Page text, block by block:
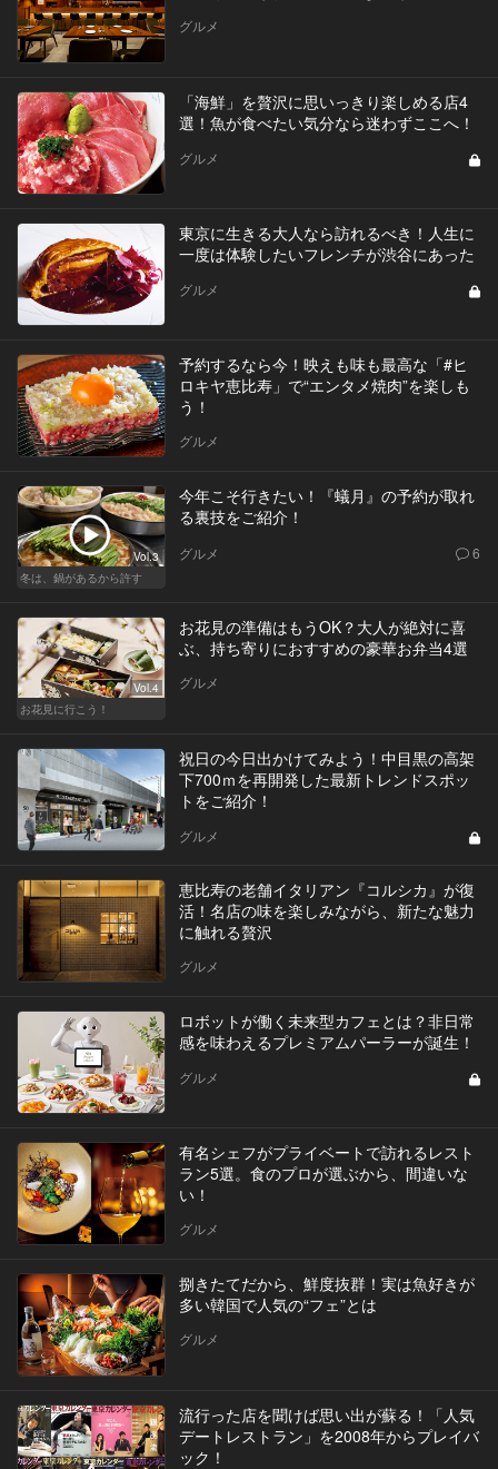
グルメ
「海鮮」を贅沢に思いっきり楽しめる店4
選！魚が食べたい気分なら迷わずここへ！
グルメ
東京に生きる大人なら訪れるべき！人生に
一度は体験したいフレンチが渋谷にあった
グルメ
予約するなら今！映えも味も最高な「#ヒ
ロキヤ恵比寿」で“エンタメ焼肉”を楽しも
う！
グルメ
Vol.3
冬は、鍋があるから許す
今年こそ行きたい！『蟻月』の予約が取れ
る裏技をご紹介！
グルメ 6
Vol.4
お花見に行こう！
お花見の準備はもうOK？大人が絶対に喜
ぶ、持ち寄りにおすすめの豪華お弁当4選
グルメ
祝日の今日出かけてみよう！中目黒の高架
下700ｍを再開発した最新トレンドスポッ
トをご紹介！
グルメ
恵比寿の老舗イタリアン『コルシカ』が復
活！名店の味を楽しみながら、新たな魅力
に触れる贅沢
グルメ
ロボットが働く未来型カフェとは？非日常
感を味わえるプレミアムパーラーが誕生！
グルメ
有名シェフがプライベートで訪れるレスト
ラン5選。食のプロが選ぶから、間違いな
い！
グルメ
捌きたてだから、鮮度抜群！実は魚好きが
多い韓国で人気の“フェ”とは
グルメ
流行った店を聞けば思い出が蘇る！「人気
デートレストラン」を2008年からプレイバ
ック！